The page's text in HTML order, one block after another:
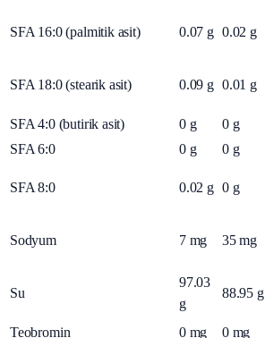
SFA 16:0 (palmitik asit) 0.07 g 0.02 g
SFA 18:0 (stearik asit) 0.09 g 0.01 g
SFA 4:0 (butirik asit) 0 g 0 g
SFA 6:0
0 g 0 g
SFA 8:0 0.02 g 0 g
Sodyum 7 mg 35 mg
Su
97.03
g
88.95 g
Teobromin 0 mg 0 mg